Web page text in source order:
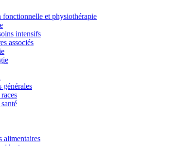
fonctionnelle et physiothérapie
intensifs
associés
générales
alimentaires